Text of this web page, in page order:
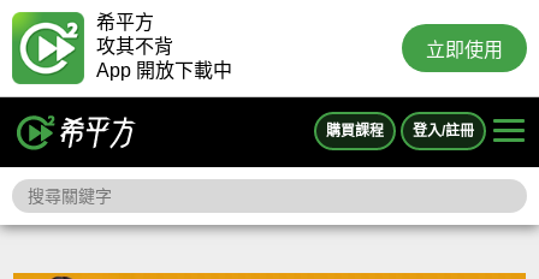
希平方
攻其不背
App 開放下載中
立即使用
購買課程 登入/註冊